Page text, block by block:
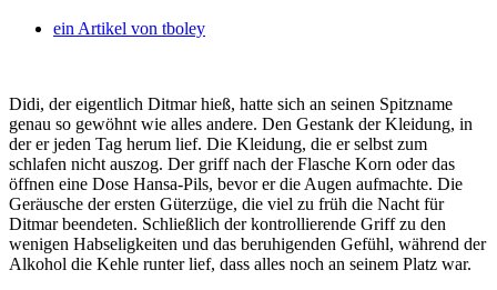
ein Artikel von tboley
Didi, der eigentlich Ditmar hieß, hatte sich an seinen Spitzname
genau so gewöhnt wie alles andere. Den Gestank der Kleidung, in
der er jeden Tag herum lief. Die Kleidung, die er selbst zum
schlafen nicht auszog. Der griff nach der Flasche Korn oder das
öffnen eine Dose Hansa-Pils, bevor er die Augen aufmachte. Die
Geräusche der ersten Güterzüge, die viel zu früh die Nacht für
Ditmar beendeten. Schließlich der kontrollierende Griff zu den
wenigen Habseligkeiten und das beruhigenden Gefühl, während der
Alkohol die Kehle runter lief, dass alles noch an seinem Platz war.